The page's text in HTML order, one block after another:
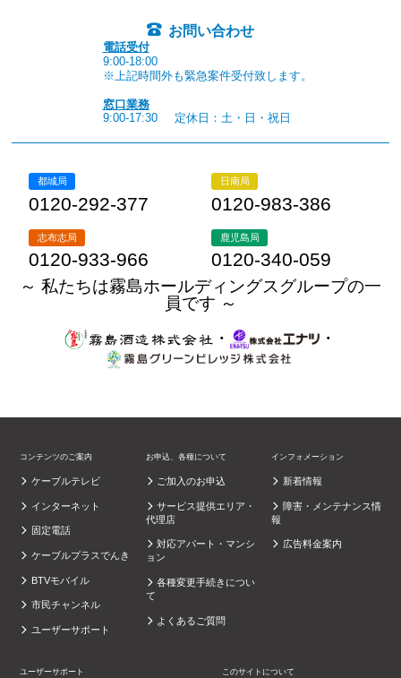
お問い合わせ
電話受付
9:00-18:00
※上記時間外も緊急案件受付致します。
窓口業務
9:00-17:30
定休日：土・日・祝日
都城局
0120-292-377
日南局
0120-983-386
志布志局
0120-933-966
鹿児島局
0120-340-059
～ 私たちは霧島ホールディングスグループの一
員です ～
・
・
コンテンツのご案内
ケーブルテレビ
インターネット
固定電話
ケーブルプラスでんき
BTVモバイル
市民チャンネル
ユーザーサポート
お申込、各種について
ご加入のお申込
サービス提供エリア・
代理店
対応アパート・マンシ
ョン
各種変更手続きについ
て
よくあるご質問
インフォメーション
新着情報
障害・メンテナンス情
報
広告料金案内
ユーザーサポート このサイトについて